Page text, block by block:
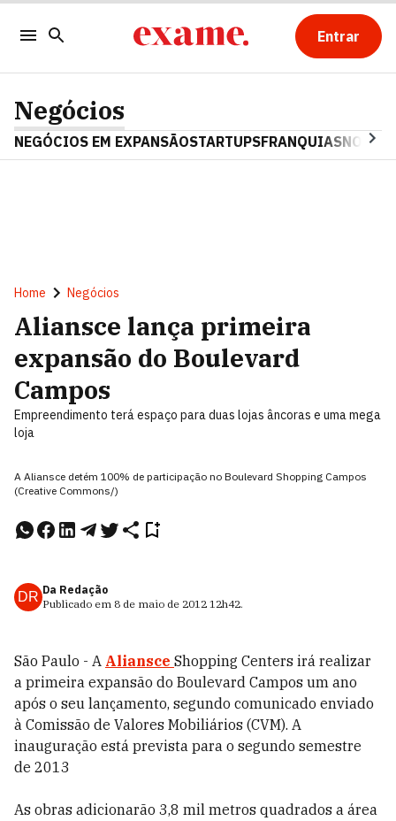
Entrar
Negócios
NEGÓCIOS EM EXPANSÃOSTARTUPSFRANQUIAS
Home Negócios
Aliansce lança primeira
expansão do Boulevard
Campos
Empreendimento terá espaço para duas lojas âncoras e uma mega
loja
A Aliansce detém 100% de participação no Boulevard Shopping Campos
(Creative Commons/)
DR Da Redação
Publicado em 8 de maio de 2012 12h42.
São Paulo - A Aliansce Shopping Centers irá realizar
a primeira expansão do Boulevard Campos um ano
após o seu lançamento, segundo comunicado enviado
à Comissão de Valores Mobiliários (CVM). A
inauguração está prevista para o segundo semestre
de 2013
As obras adicionarão 3,8 mil metros quadrados a área